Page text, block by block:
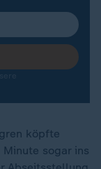
köpfte
sogar ins